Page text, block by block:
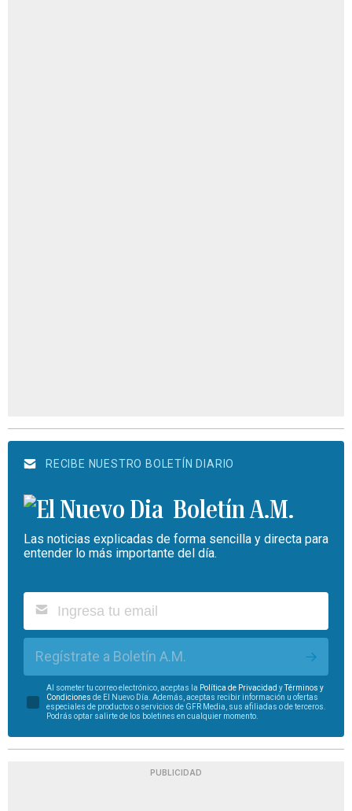
RECIBE NUESTRO BOLETÍN DIARIO
Boletín A.M.
Las noticias explicadas de forma sencilla y directa para
entender lo más importante del día.
Regístrate a Boletín A.M.
Al someter tu correo electrónico, aceptas la Política de Privacidad yTérminos y
Condiciones de El Nuevo Día. Además, aceptas recibir información u ofertas
especiales de productos o servicios de GFR Media, sus afiliadas o de terceros.
Podrás optar salirte de los boletines en cualquier momento.
PUBLICIDAD